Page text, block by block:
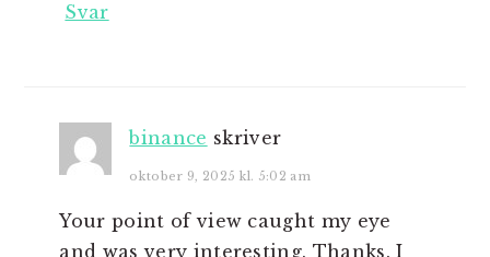
Svar
binance skriver
oktober 9, 2025 kl. 5:02 am
Your point of view caught my eye
and was very interesting. Thanks. I